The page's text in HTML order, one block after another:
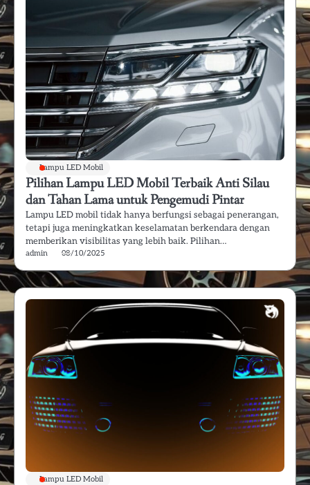
Lampu LED Mobil
Pilihan Lampu LED Mobil Terbaik Anti Silau
dan Tahan Lama untuk Pengemudi Pintar
Lampu LED mobil tidak hanya berfungsi sebagai penerangan,
tetapi juga meningkatkan keselamatan berkendara dengan
memberikan visibilitas yang lebih baik. Pilihan…
admin 08/10/2025
Lampu LED Mobil